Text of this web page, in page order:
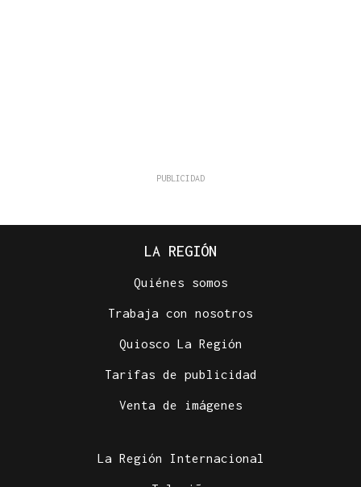
LA REGIÓN
Quiénes somos
Trabaja con nosotros
Quiosco La Región
Tarifas de publicidad
Venta de imágenes
La Región Internacional